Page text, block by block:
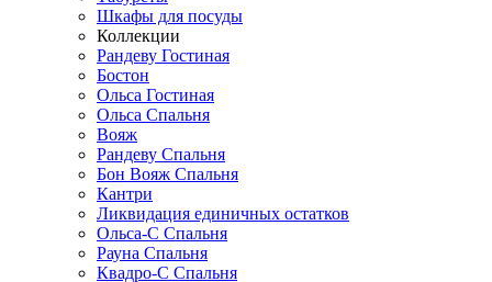
Шкафы для посуды
Коллекции
Рандеву Гостиная
Бостон
Ольса Гостиная
Ольса Спальня
Вояж
Рандеву Спальня
Бон Вояж Спальня
Кантри
Ликвидация единичных остатков
Ольса-С Спальня
Рауна Спальня
Квадро-С Спальня